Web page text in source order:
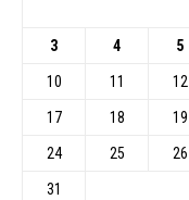
3 4 5
10 11 12
17 18 19
24 25 26
31